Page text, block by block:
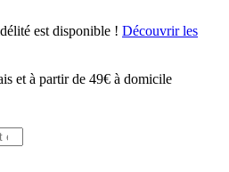
est disponible ! Découvrir les
et à partir de 49€ à domicile